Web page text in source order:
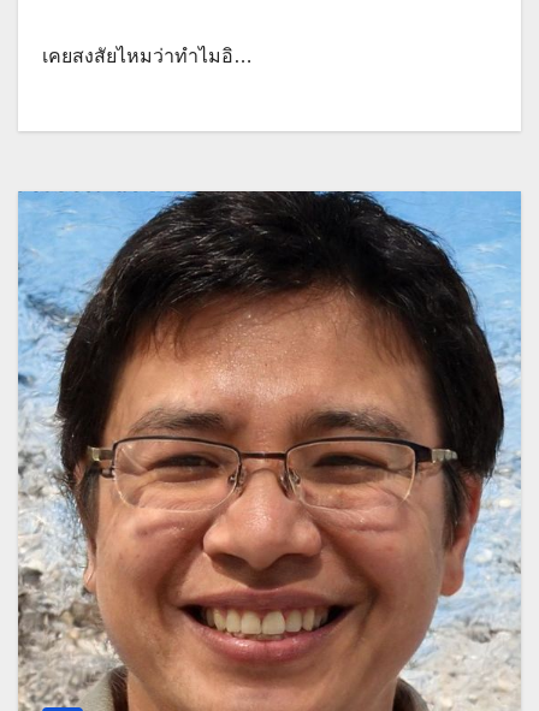
เคยสงสัยไหมว่าทำไมอิ…